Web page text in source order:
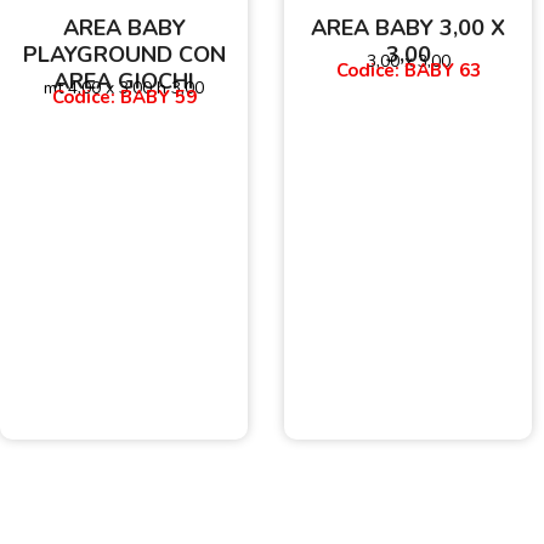
AREA BABY
PLAYGROUND CON
AREA GIOCHI
mt 4,00 x 3,00 h 3,00
Codice: BABY 59
AREA BABY 3,00 X
3,00
3,00 x 3,00
Codice: BABY 63